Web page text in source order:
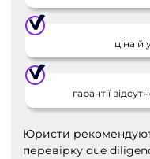
ціна й
гарантії
Юристи
перевірку due